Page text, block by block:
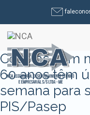
para
o
conteúdo
Cotistas com
60 anos têm
semana para
PIS/Pasep